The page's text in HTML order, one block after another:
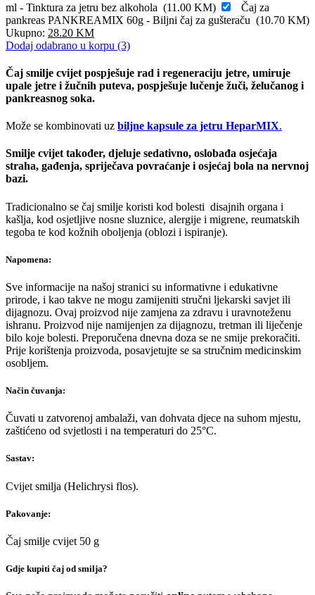
ml - Tinktura za jetru bez alkohola (11.00 KM)
Čaj za
pankreas PANKREAMIX 60g - Biljni čaj za gušteraču (10.70 KM)
Ukupno: 28.20 KM
Dodaj odabrano u korpu (3)
Čaj smilje cvijet pospješuje rad i regeneraciju jetre, umiruje
upale jetre i žučnih puteva, pospješuje lučenje žuči, želučanog i
pankreasnog soka.
Može se kombinovati uz biljne kapsule za jetru HeparMIX.
Smilje cvijet također, djeluje sedativno, oslobađa osjećaja
straha, gađenja, spriječava povraćanje i osjećaj bola na nervnoj
bazi.
Tradicionalno se čaj smilje koristi kod bolesti disajnih organa i
kašlja, kod osjetljive nosne sluznice, alergije i migrene, reumatskih
tegoba te kod kožnih oboljenja (oblozi i ispiranje).
Napomena:
Sve informacije na našoj stranici su informativne i edukativne
prirode, i kao takve ne mogu zamijeniti stručni ljekarski savjet ili
dijagnozu. Ovaj proizvod nije zamjena za zdravu i uravnoteženu
ishranu. Proizvod nije namijenjen za dijagnozu, tretman ili liječenje
bilo koje bolesti. Preporučena dnevna doza se ne smije prekoračiti.
Prije korištenja proizvoda, posavjetujte se sa stručnim medicinskim
osobljem.
Način čuvanja:
Čuvati u zatvorenoj ambalaži, van dohvata djece na suhom mjestu,
zaštićeno od svjetlosti i na temperaturi do 25°C.
Sastav:
Cvijet smilja (Helichrysi flos).
Pakovanje:
Čaj smilje cvijet 50 g
Gdje kupiti čaj od smilja?